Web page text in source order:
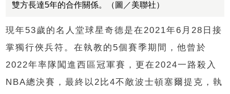
雙方長達5年的合作關係。（圖／美聯社）
現年53歲的名人堂球星奇德是在2021年6月28日接
掌獨行俠兵符。在執教的5個賽季期間，他曾於
2022年率隊闖進西區冠軍賽，更在2024一路殺入
NBA總決賽，最終以2比4不敵波士頓塞爾提克，執